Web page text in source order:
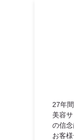
27年
美容
の信念
お客